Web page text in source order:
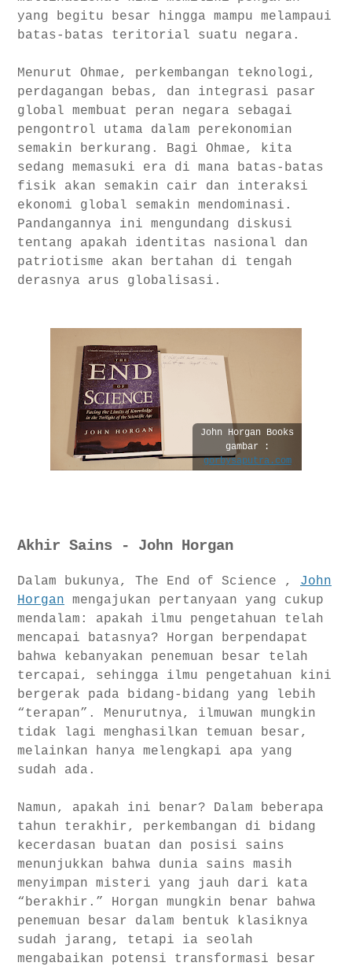
yang begitu besar hingga mampu melampaui
batas-batas teritorial suatu negara.
Menurut Ohmae, perkembangan teknologi,
perdagangan bebas, dan integrasi pasar
global membuat peran negara sebagai
pengontrol utama dalam perekonomian
semakin berkurang. Bagi Ohmae, kita
sedang memasuki era di mana batas-batas
fisik akan semakin cair dan interaksi
ekonomi global semakin mendominasi.
Pandangannya ini mengundang diskusi
tentang apakah identitas nasional dan
patriotisme akan bertahan di tengah
derasnya arus globalisasi.
John Horgan Books
gambar :
gorbysaputra.com
Akhir Sains - John Horgan
Dalam bukunya, The End of Science , John
Horgan mengajukan pertanyaan yang cukup
mendalam: apakah ilmu pengetahuan telah
mencapai batasnya? Horgan berpendapat
bahwa kebanyakan penemuan besar telah
tercapai, sehingga ilmu pengetahuan kini
bergerak pada bidang-bidang yang lebih
“terapan”. Menurutnya, ilmuwan mungkin
tidak lagi menghasilkan temuan besar,
melainkan hanya melengkapi apa yang
sudah ada.
Namun, apakah ini benar? Dalam beberapa
tahun terakhir, perkembangan di bidang
kecerdasan buatan dan posisi sains
menunjukkan bahwa dunia sains masih
menyimpan misteri yang jauh dari kata
“berakhir.” Horgan mungkin benar bahwa
penemuan besar dalam bentuk klasiknya
sudah jarang, tetapi ia seolah
mengabaikan potensi transformasi besar